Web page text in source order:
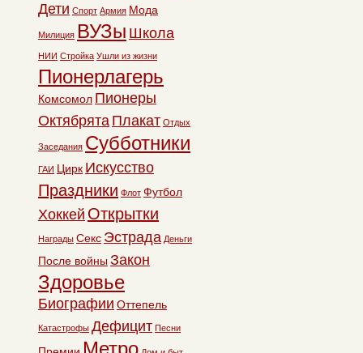
Дети Спорт Армия Мода
Милиция ВУЗы Школа
НИИ Стройка Ушли из жизни
Пионерлагерь
Комсомол Пионеры
Октябрята Плакат Отдых
Заседания Субботники
ГАИ Цирк Искусство
Праздники Флот Футбол
Хоккей Открытки
Награды Секс Эстрада Деньги
После войны Закон
Здоровье
Биографии Оттепель
Катастрофы Дефицит Песни
Метро